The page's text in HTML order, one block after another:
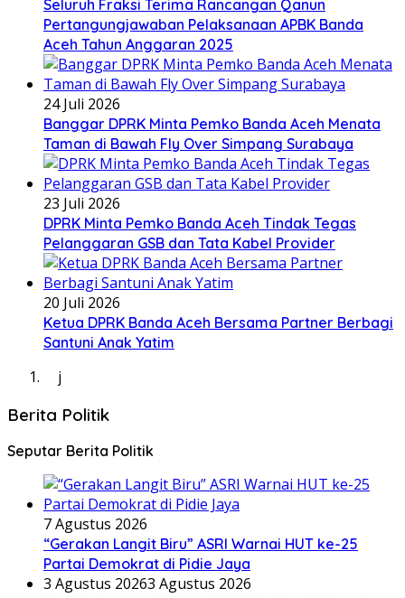
Seluruh Fraksi Terima Rancangan Qanun
Pertangungjawaban Pelaksanaan APBK Banda
Aceh Tahun Anggaran 2025
24 Juli 2026
Banggar DPRK Minta Pemko Banda Aceh Menata
Taman di Bawah Fly Over Simpang Surabaya
23 Juli 2026
DPRK Minta Pemko Banda Aceh Tindak Tegas
Pelanggaran GSB dan Tata Kabel Provider
20 Juli 2026
Ketua DPRK Banda Aceh Bersama Partner Berbagi
Santuni Anak Yatim
j
Berita Politik
Seputar Berita Politik
7 Agustus 2026
“Gerakan Langit Biru” ASRI Warnai HUT ke-25
Partai Demokrat di Pidie Jaya
3 Agustus 20263 Agustus 2026